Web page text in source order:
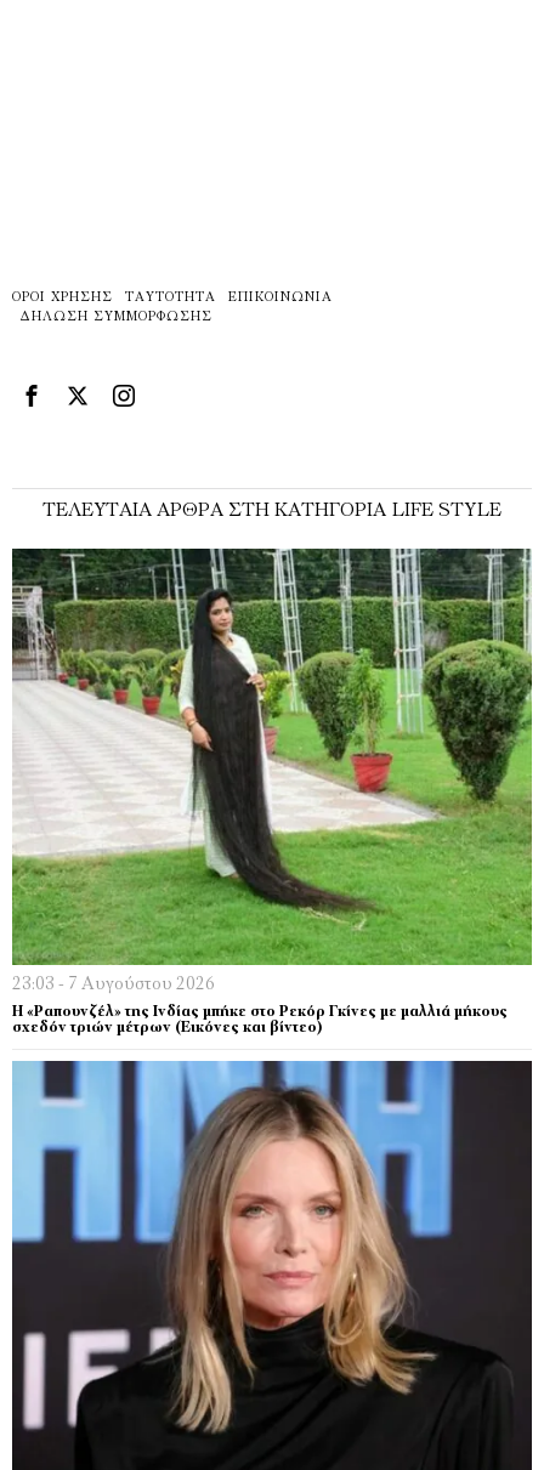
ΌΡΟΙ ΧΡΉΣΗΣ ΤΑΥΤΌΤΗΤΑ
ΕΠΙΚΟΙΝΩΝΊΑ
ΔΉΛΩΣΗ ΣΥΜΜΌΡΦΩΣΗΣ
ΤΕΛΕΥΤΑΊΑ ΆΡΘΡΑ ΣΤΗ ΚΑΤΗΓΟΡΊΑ LIFE STYLE
23:03 - 7 Αυγούστου 2026
Η «Ραπουνζέλ» της Ινδίας μπήκε στο Ρεκόρ Γκίνες με μαλλιά μήκους
σχεδόν τριών μέτρων (Εικόνες και βίντεο)